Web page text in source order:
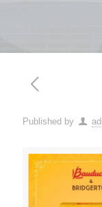
Published by